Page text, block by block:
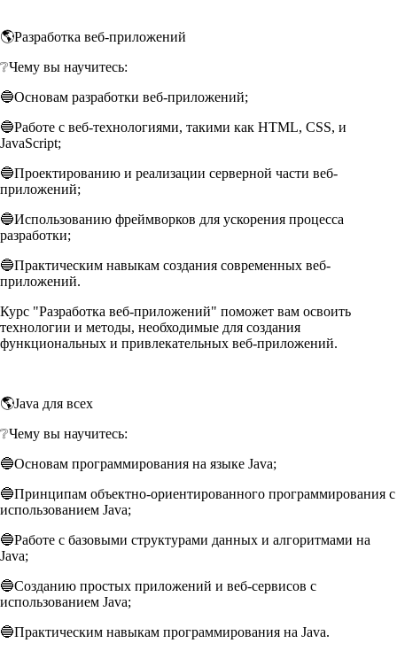
🌎Разработка веб-приложений
❔Чему вы научитесь:
🔵Основам разработки веб-приложений;
🔵Работе с веб-технологиями, такими как HTML, CSS, и
JavaScript;
🔵Проектированию и реализации серверной части веб-
приложений;
🔵Использованию фреймворков для ускорения процесса
разработки;
🔵Практическим навыкам создания современных веб-
приложений.
Курс "Разработка веб-приложений" поможет вам освоить
технологии и методы, необходимые для создания
функциональных и привлекательных веб-приложений.
🌎Java для всех
❔Чему вы научитесь:
🔵Основам программирования на языке Java;
🔵Принципам объектно-ориентированного программирования с
использованием Java;
🔵Работе с базовыми структурами данных и алгоритмами на
Java;
🔵Созданию простых приложений и веб-сервисов с
использованием Java;
🔵Практическим навыкам программирования на Java.